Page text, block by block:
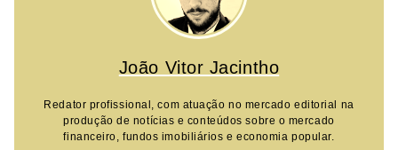
João Vitor Jacintho
Redator profissional, com atuação no mercado editorial na
produção de notícias e conteúdos sobre o mercado
financeiro, fundos imobiliários e economia popular.